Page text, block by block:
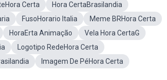
Certa
Hora CertaBrasilandia
FusoHorario Italia
Meme BRHora Certa
HoraErta Animação
Vela Hora CertaG
Logotipo RedeHora Certa
Imagem De PéHora Certa